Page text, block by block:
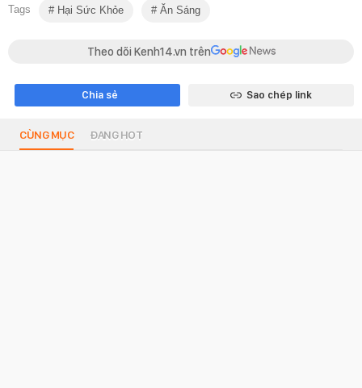
Tags Hại Sức Khỏe Ăn Sáng
Theo dõi Kenh14.vn trên
Chia sẻ Sao chép link
CÙNG MỤC ĐANG HOT